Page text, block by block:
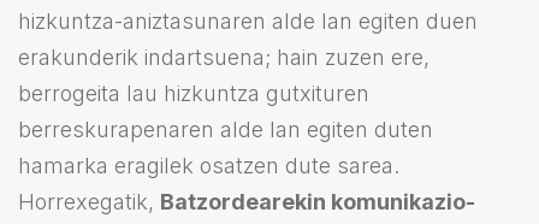
hizkuntza-aniztasunaren alde lan egiten duen
erakunderik indartsuena; hain zuzen ere,
berrogeita lau hizkuntza gutxituren
berreskurapenaren alde lan egiten duten
hamarka eragilek osatzen dute sarea.
Horrexegatik, Batzordearekin komunikazio-